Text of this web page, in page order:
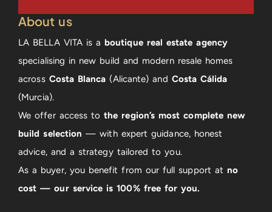
About us
LA BELLA VITA is a boutique real estate agency
specialising in new build and modern resale homes
across Costa Blanca(Alicante) and Costa Cálida
(Murcia).
We offer access tothe region’s most complete new
build selection — with expert guidance, honest
advice, and a strategy tailored to you.
As a buyer, you benefit from our full support at no
cost — our service is 100% free for you.